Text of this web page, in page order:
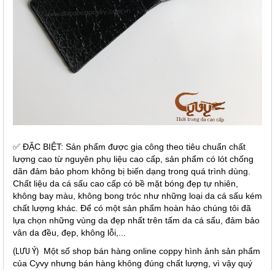
✅ ĐẶC BIỆT: Sản phẩm được gia công theo tiêu chuẩn chất
lượng cao từ nguyên phụ liệu cao cấp, sản phẩm có lót chống
dãn đảm bảo phom không bị biến dạng trong quá trình dùng.
Chất liệu da cá sấu cao cấp có bề mặt bóng đẹp tự nhiên,
không bay màu, không bong tróc như những loại da cá sấu kém
chất lượng khác. Để có một sản phẩm hoàn hảo chúng tôi đã
lựa chọn những vùng da đẹp nhất trên tấm da cá sấu, đảm bảo
vân da đều, đẹp, không lỗi,...
(LƯU Ý) Một số shop bán hàng online coppy hình ảnh sản phẩm
của Cyvy nhưng bán hàng không đúng chất lượng, vì vậy quý